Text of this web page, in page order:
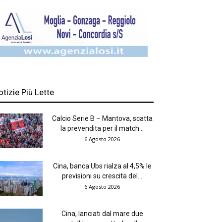
Più Lette
Calcio Serie B – Mantova, scatta
la prevendita per il match...
6 Agosto 2026
Cina, banca Ubs rialza al 4,5% le
previsioni su crescita del...
6 Agosto 2026
Cina, lanciati dal mare due